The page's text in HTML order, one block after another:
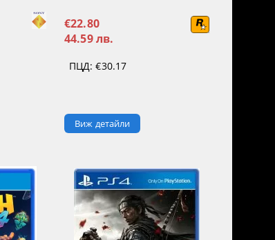
€22.80
44.59 лв.
ПЦД: €30.17
Виж детайли